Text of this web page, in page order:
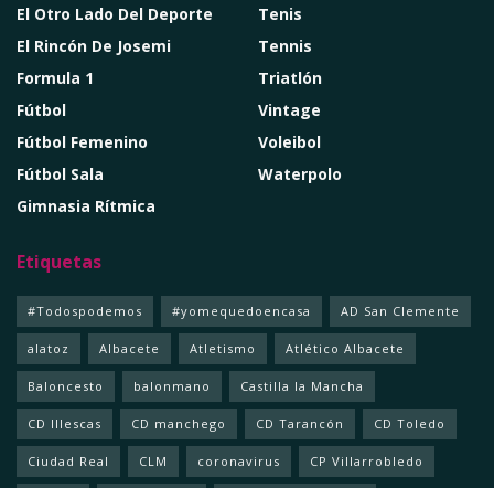
El Otro Lado Del Deporte
El Rincón De Josemi
Formula 1
Fútbol
Fútbol Femenino
Fútbol Sala
Gimnasia Rítmica
Tenis
Tennis
Triatlón
Vintage
Voleibol
Waterpolo
Etiquetas
#Todospodemos #yomequedoencasa AD San Clemente
alatoz Albacete Atletismo Atlético Albacete
Baloncesto balonmano Castilla la Mancha
CD Illescas CD manchego CD Tarancón CD Toledo
Ciudad Real CLM coronavirus CP Villarrobledo